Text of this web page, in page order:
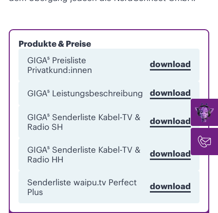
Produkte & Preise
GIGA⁵ Preisliste
Privatkund:innen
download
GIGA⁵ Leistungsbeschreibung download
GIGA⁵ Senderliste Kabel-TV &
Radio SH
download
GIGA⁵ Senderliste Kabel-TV &
Radio HH
download
Senderliste waipu.tv Perfect
Plus
download